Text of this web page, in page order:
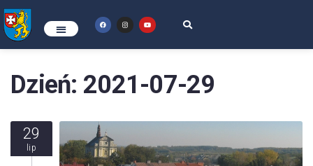
Dzień: 2021-07-29
29
lip